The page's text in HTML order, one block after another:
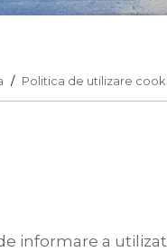
Politica de utilizare
informare a